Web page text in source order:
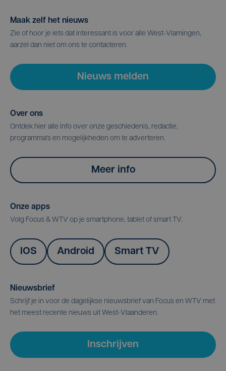
Maak zelf het nieuws
Zie of hoor je iets dat interessant is voor alle West-Vlamingen,
aarzel dan niet om ons te contacteren.
Nieuws melden
Over ons
Ontdek hier alle info over onze geschiedenis, redactie,
programma's en mogelijkheden om te adverteren.
Meer info
Onze apps
Volg Focus & WTV op je smartphone, tablet of smart TV.
IOS Android Smart TV
Nieuwsbrief
Schrijf je in voor de dagelijkse nieuwsbrief van Focus en WTV met
het meest recente nieuws uit West-Vlaanderen.
Inschrijven